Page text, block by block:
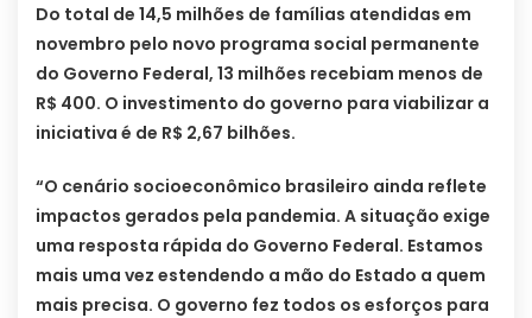
Do total de 14,5 milhões de famílias atendidas em
novembro pelo novo programa social permanente
do Governo Federal, 13 milhões recebiam menos de
R$ 400. O investimento do governo para viabilizar a
iniciativa é de R$ 2,67 bilhões.
“O cenário socioeconômico brasileiro ainda reflete
impactos gerados pela pandemia. A situação exige
uma resposta rápida do Governo Federal. Estamos
mais uma vez estendendo a mão do Estado a quem
mais precisa. O governo fez todos os esforços para